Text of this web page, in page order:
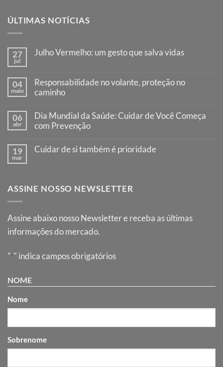
ÚLTIMAS NOTÍCIAS
27
jul
Julho Vermelho: um gesto que salva vidas
04
maio
Responsabilidade no volante, proteção no
caminho
06
abr
Dia Mundial da Saúde: Cuidar de Você Começa
com Prevenção
19
mar
Cuidar de si também é prioridade
ASSINE NOSSO NEWSLETTER
Assine abaixo nosso Newsletter e receba as últimas
informações do mercado.
"*" indica campos obrigatórios
NOME
Nome
Sobrenome